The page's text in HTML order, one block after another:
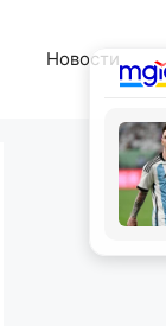
Новости